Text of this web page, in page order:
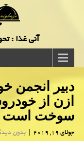
آنی غذا :
دبیر انجمن
ازن از
سوخت است
جولای 19, 2019 | بدون